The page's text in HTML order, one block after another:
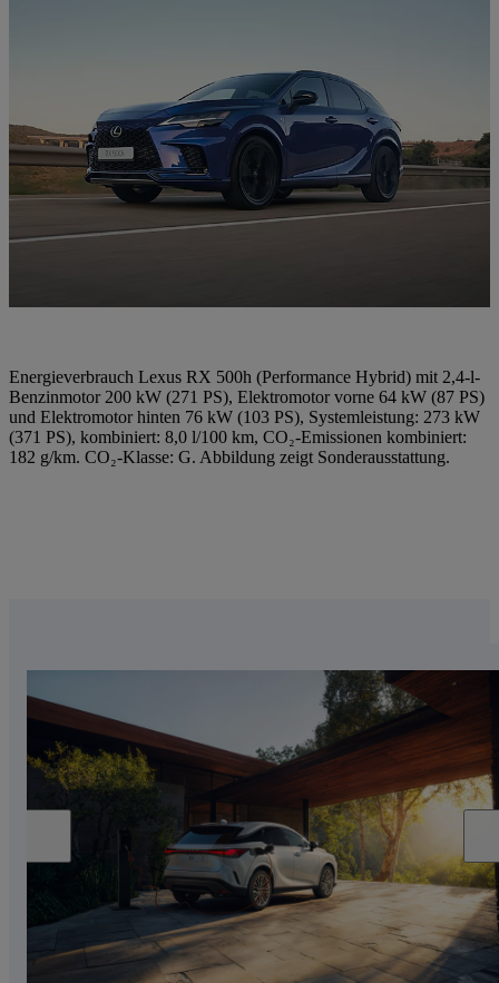
Energieverbrauch Lexus RX 500h (Performance Hybrid) mit 2,4-l-
Benzinmotor 200 kW (271 PS), Elektromotor vorne 64 kW (87 PS)
und Elektromotor hinten 76 kW (103 PS), Systemleistung: 273 kW
(371 PS), kombiniert: 8,0 l/100 km, CO₂-Emissionen kombiniert:
182 g/km. CO₂-Klasse: G. Abbildung zeigt Sonderausstattung.